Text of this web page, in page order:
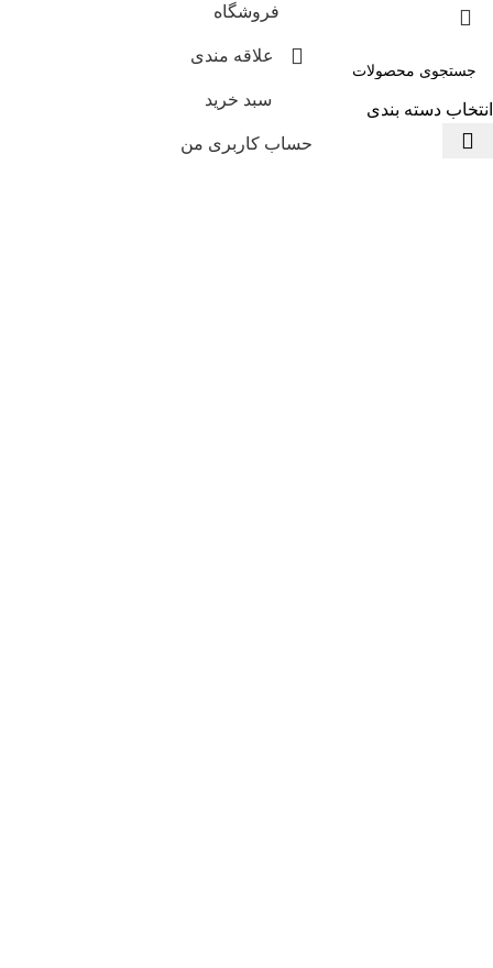
انتخاب دسته بندی
فروشگاه
علاقه مندی
سبد خرید
حساب کاربری من